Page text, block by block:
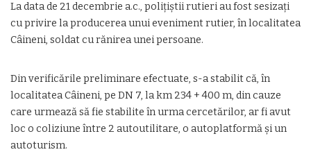
La data de 21 decembrie a.c., polițiștii rutieri au fost sesizați
cu privire la producerea unui eveniment rutier, în localitatea
Câineni, soldat cu rănirea unei persoane.
Din verificările preliminare efectuate, s-a stabilit că, în
localitatea Câineni, pe DN 7, la km 234 + 400 m, din cauze
care urmează să fie stabilite în urma cercetărilor, ar fi avut
loc o coliziune între 2 autoutilitare, o autoplatformă și un
autoturism.